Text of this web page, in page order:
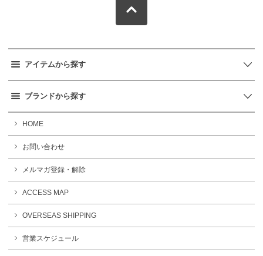
アイテムから探す
ブランドから探す
HOME
お問い合わせ
メルマガ登録・解除
ACCESS MAP
OVERSEAS SHIPPING
営業スケジュール